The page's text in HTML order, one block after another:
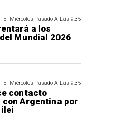
El Miércoles Pasado A Las 9:35
a los
Mundial 2026
El Miércoles Pasado A Las 9:35
contacto
Argentina por